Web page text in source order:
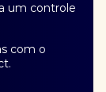
um controle
com o